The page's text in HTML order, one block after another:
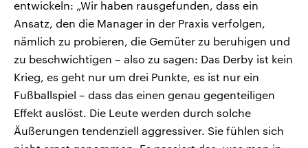
entwickeln: „Wir haben rausgefunden, dass ein
Ansatz, den die Manager in der Praxis verfolgen,
nämlich zu probieren, die Gemüter zu beruhigen und
zu beschwichtigen – also zu sagen: Das Derby ist kein
Krieg, es geht nur um drei Punkte, es ist nur ein
Fußballspiel – dass das einen genau gegenteiligen
Effekt auslöst. Die Leute werden durch solche
Äußerungen tendenziell aggressiver. Sie fühlen sich